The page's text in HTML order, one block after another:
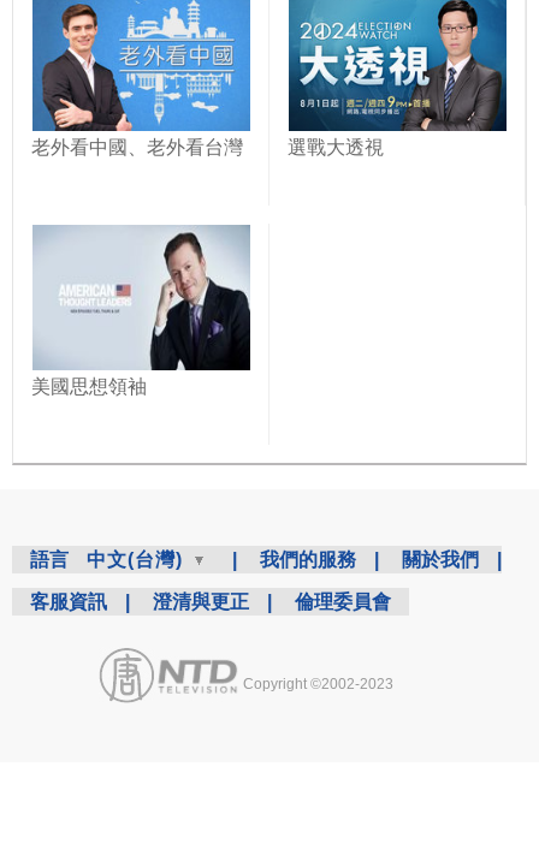
老外看中國、老外看台灣 選戰大透視
美國思想領袖
語言 中文(台灣) 我們的服務 關於我們
客服資訊 澄清與更正 倫理委員會
Copyright ©2002-2023